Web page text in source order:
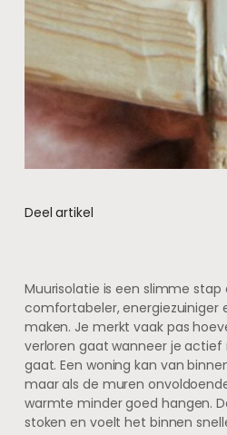
Deel artikel
Muurisolatie is een slimme stap
comfortabeler, energiezuiniger
maken. Je merkt vaak pas
verloren gaat wanneer je
gaat. Een woning kan van
maar als de muren
warmte minder goed hangen.
stoken en voelt het binnen